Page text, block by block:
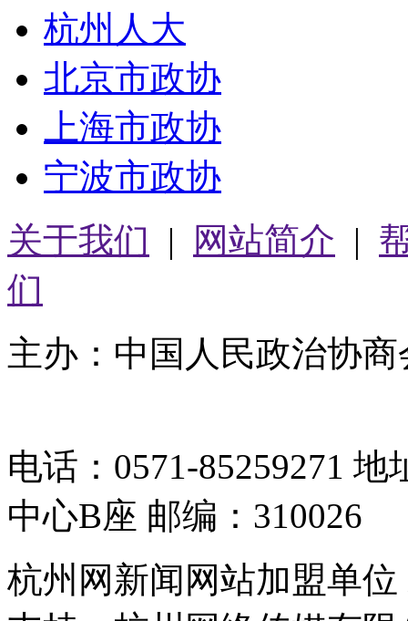
杭州人大
北京市政协
上海市政协
宁波市政协
关于我们 | 网站简介 |
们
主办：中国人民政治协
电话：0571-85259271
中心B座 邮编：310026
杭州网新闻网站加盟单